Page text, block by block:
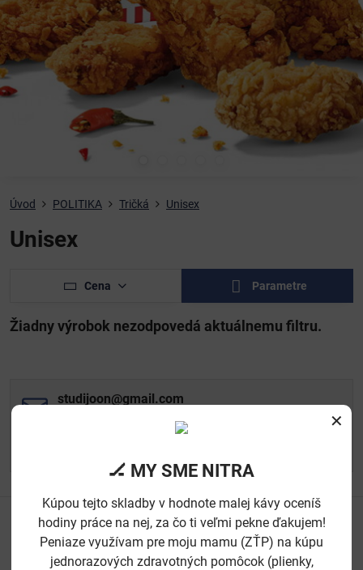
Úvod POLITIKA Tričká Unisex
Unisex
Cena Parametre
studijoon​@gmail​.com
ortodoxninitrancani​@gmail​.com
ĎAKUJEME VŠETKÝM NAŠIM PODPOROVATEĽOM - BEZ VÁS BY
SME NEBOLI
✕
🏒 MY SME NITRA
Kúpou tejto skladby v hodnote malej kávy oceníš
hodiny práce na nej, za čo ti veľmi pekne ďakujem!
Peniaze využívam pre moju mamu (ZŤP) na kúpu
jednorazových zdravotných pomôcok (plienky,